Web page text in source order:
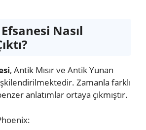
Nasıl
, Antik Mısır ve Antik Yunan
Zamanla farklı
anlatımlar ortaya çıkmıştır.